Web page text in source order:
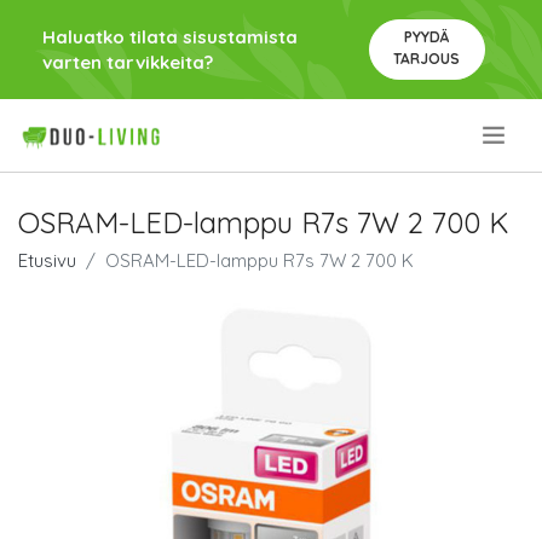
Haluatko tilata sisustamista
varten tarvikkeita?
PYYDÄ
TARJOUS
OSRAM-LED-lamppu R7s 7W 2 700 K
Etusivu OSRAM-LED-lamppu R7s 7W 2 700 K